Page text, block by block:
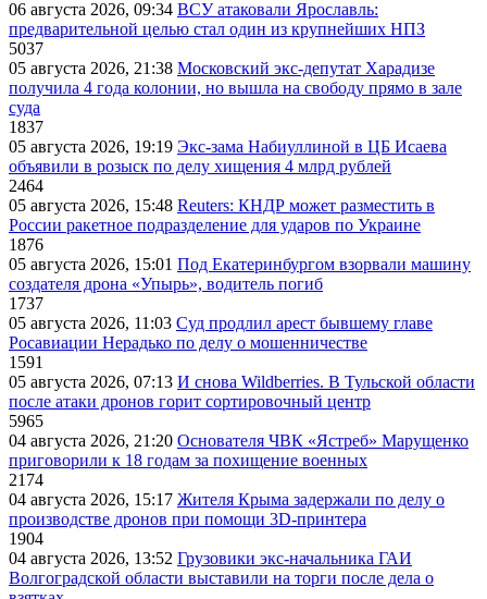
06 августа 2026, 09:34 ВСУ атаковали Ярославль:
предварительной целью стал один из крупнейших НПЗ
5037
05 августа 2026, 21:38 Московский экс-депутат Харадизе
получила 4 года колонии, но вышла на свободу прямо в зале
суда
1837
05 августа 2026, 19:19 Экс-зама Набиуллиной в ЦБ Исаева
объявили в розыск по делу хищения 4 млрд рублей
2464
05 августа 2026, 15:48 Reuters: КНДР может разместить в
России ракетное подразделение для ударов по Украине
1876
05 августа 2026, 15:01 Под Екатеринбургом взорвали машину
создателя дрона «Упырь», водитель погиб
1737
05 августа 2026, 11:03 Суд продлил арест бывшему главе
Росавиации Нерадько по делу о мошенничестве
1591
05 августа 2026, 07:13 И снова Wildberries. В Тульской области
после атаки дронов горит сортировочный центр
5965
04 августа 2026, 21:20 Основателя ЧВК «Ястреб» Марущенко
приговорили к 18 годам за похищение военных
2174
04 августа 2026, 15:17 Жителя Крыма задержали по делу о
производстве дронов при помощи 3D‑принтера
1904
04 августа 2026, 13:52 Грузовики экс-начальника ГАИ
Волгоградской области выставили на торги после дела о